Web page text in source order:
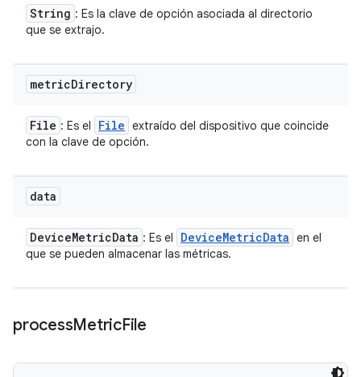
String : Es la clave de opción asociada al directorio
que se extrajo.
metricDirectory
File : Es el File extraído del dispositivo que coincide
con la clave de opción.
data
DeviceMetricData : Es el DeviceMetricData en el
que se pueden almacenar las métricas.
processMetricFile